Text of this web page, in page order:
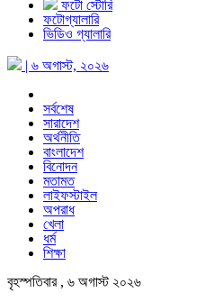
ফটো স্টোরি
ফটোগ্যালারি
ভিডিও গ্যালারি
| ৬ অগাস্ট, ২০২৬
সর্বশেষ
সারাদেশ
অর্থনীতি
বাংলাদেশ
বিনোদন
মতামত
লাইফস্টাইল
অপরাধ
খেলা
ধর্ম
শিক্ষা
বৃহস্পতিবার , ৬ অগাস্ট ২০২৬